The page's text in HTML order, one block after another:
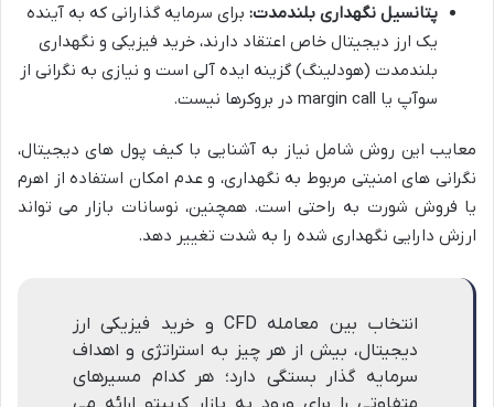
پتانسیل نگهداری بلندمدت: برای سرمایه گذارانی که به آینده
یک ارز دیجیتال خاص اعتقاد دارند، خرید فیزیکی و نگهداری
بلندمدت (هودلینگ) گزینه ایده آلی است و نیازی به نگرانی از
سوآپ یا margin call در بروکرها نیست.
معایب این روش شامل نیاز به آشنایی با کیف پول های دیجیتال،
نگرانی های امنیتی مربوط به نگهداری، و عدم امکان استفاده از اهرم
یا فروش شورت به راحتی است. همچنین، نوسانات بازار می تواند
ارزش دارایی نگهداری شده را به شدت تغییر دهد.
انتخاب بین معامله CFD و خرید فیزیکی ارز
دیجیتال، بیش از هر چیز به استراتژی و اهداف
سرمایه گذار بستگی دارد؛ هر کدام مسیرهای